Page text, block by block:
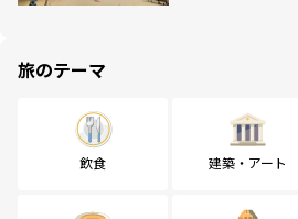
旅のテーマ
飲食 建築・アート